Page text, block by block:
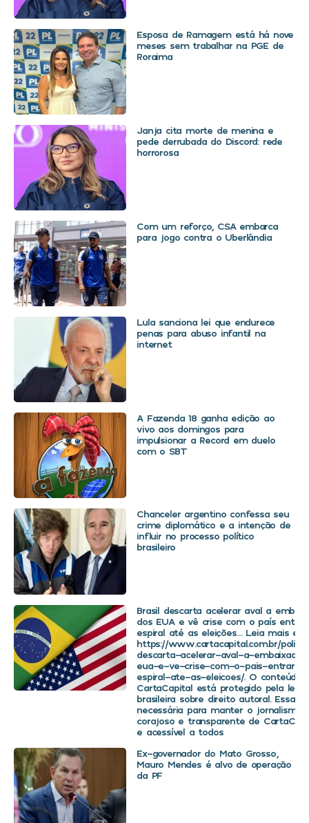
Esposa de Ramagem está há nove
meses sem trabalhar na PGE de
Roraima
Janja cita morte de menina e
pede derrubada do Discord: rede
horrorosa
Com um reforço, CSA embarca
para jogo contra o Uberlândia
Lula sanciona lei que endurece
penas para abuso infantil na
internet
A Fazenda 18 ganha edição ao
vivo aos domingos para
impulsionar a Record em duelo
com o SBT
Chanceler argentino confessa seu
crime diplomático e a intenção de
influir no processo político
brasileiro
Brasil descarta acelerar aval a
dos EUA e vê crise com o país
espiral até as eleições… Leia mais em
https://www.cartacapital.com.br/
descarta-acelerar-aval-a-
eua-e-ve-crise-com-o-pais-entrar-
espiral-ate-as-eleicoes/. O conteúdo
CartaCapital está protegido pela
brasileira sobre direito autoral. Essa
necessária para manter o jornalismo
corajoso e transparente de
e acessível a todos
Ex-governador do Mato Grosso,
Mauro Mendes é alvo de operação
da PF